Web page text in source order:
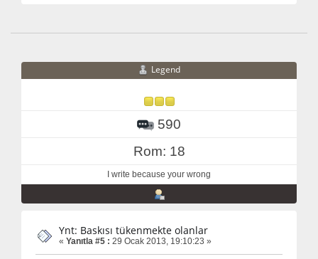
Legend
590
Rom: 18
I write because your wrong
Ynt: Baskısı tükenmekte olanlar
« Yanıtla #5 : 29 Ocak 2013, 19:10:23 »